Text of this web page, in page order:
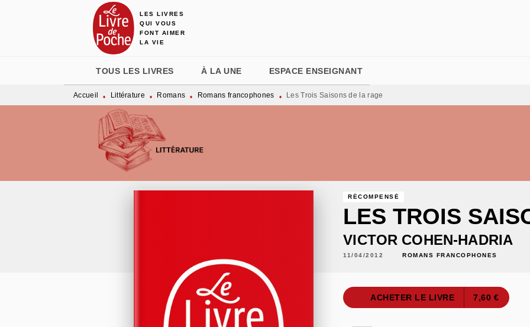
MENU RECHERCHE
LES LIVRES
QUI VOUS
FONT AIMER
LA VIE
TOUS LES LIVRES À LA UNE ESPACE ENSEIGNANT
Accueil • Littérature • Romans • Romans francophones • Les Trois Saisons de la rage
RÉCOMPENSÉ
LES TROIS
VICTOR COHEN-HADRIA
11/04/2012 ROMANS FRANCOPHONES
ACHETER LE LIVRE 7,60 €